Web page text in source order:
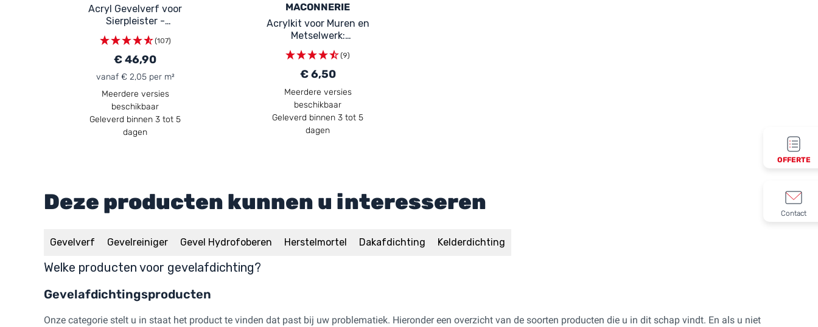
Acryl Gevelverf voor
Sierpleister -
ARCAFAÇADE RENOV
(107)
€ 46,90
vanaf € 2,05 per m²
Meerdere versies
beschikbaar
Geleverd binnen 3 tot 5
dagen
MACONNERIE
Acrylkit voor Muren en
Metselwerk:
ARCASEALANT - 184
(9)
€ 6,50
Meerdere versies
beschikbaar
Geleverd binnen 3 tot 5
dagen
Deze producten kunnen u interesseren
Gevelverf Gevelreiniger Gevel Hydrofoberen Herstelmortel Dakafdichting Kelderdichting
Welke producten voor gevelafdichting?
Gevelafdichtingsproducten
Onze categorie stelt u in staat het product te vinden dat past bij uw problematiek. Hieronder een overzicht van de soorten producten die u in dit schap vindt. En als u niet
OFFERTE
Contact